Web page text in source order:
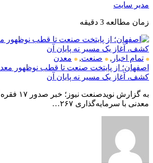
مدیر سایت
زمان مطالعه 3 دقیقه
تمام اخبار , صنعت,
معدن
اصفهان؛ از پایتخت صنعت تا قطب نوظهور
کشف، آغاز یک مسیر نه پایان آن
به گزارش
معدنی با سرمایه‌گذاری ۲۶۷…